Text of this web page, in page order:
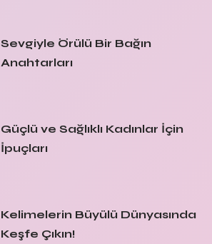
Sevgiyle Örülü Bir Bağın
Anahtarları
Güçlü ve Sağlıklı Kadınlar İçin
İpuçları
Kelimelerin Büyülü Dünyasında
Keşfe Çıkın!